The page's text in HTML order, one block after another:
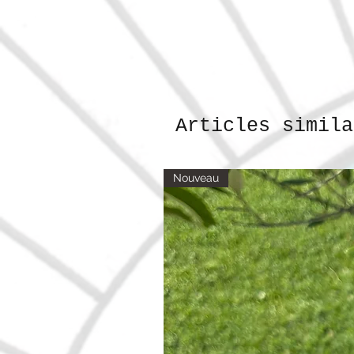
Articles
Nouveau